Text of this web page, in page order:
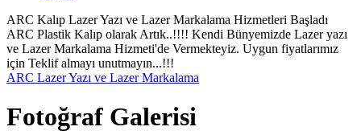
ARC Kalıp Lazer Yazı ve Lazer Markalama Hizmetleri Başladı
ARC Plastik Kalıp olarak Artık..!!!! Kendi Bünyemizde Lazer yazı
ve Lazer Markalama Hizmeti'de Vermekteyiz. Uygun fiyatlarımız
için Teklif almayı unutmayın...!!!
ARC Lazer Yazı ve Lazer Markalama
Fotoğraf Galerisi